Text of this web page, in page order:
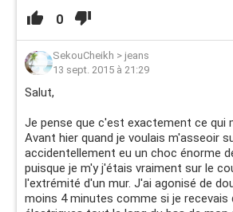
0
SekouCheikh > jeans
13 sept. 2015 à 21:29
Salut,
Je pense que c'est exactement ce qui
Avant hier quand je voulais m'asseoir
accidentellement eu un choc énorme
puisque je m'y j'étais vraiment sur le
l'extrémité d'un mur. J'ai agonisé de
moins 4 minutes comme si je recevais